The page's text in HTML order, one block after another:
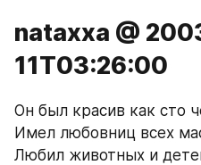
nataxxa @
11T03:26:00
Он был красив как сто
Имел любовниц всех
Любил животных и